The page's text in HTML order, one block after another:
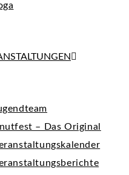
– Das Original